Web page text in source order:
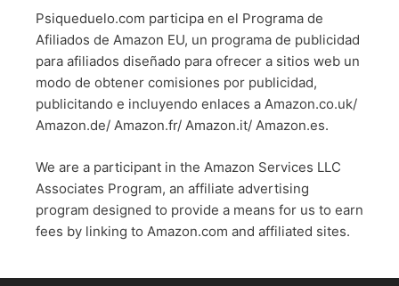
Psiqueduelo.com participa en el Programa de
Afiliados de Amazon EU, un programa de publicidad
para afiliados diseñado para ofrecer a sitios web un
modo de obtener comisiones por publicidad,
publicitando e incluyendo enlaces a Amazon.co.uk/
Amazon.de/ Amazon.fr/ Amazon.it/ Amazon.es.
We are a participant in the Amazon Services LLC
Associates Program, an affiliate advertising
program designed to provide a means for us to earn
fees by linking to Amazon.com and affiliated sites.